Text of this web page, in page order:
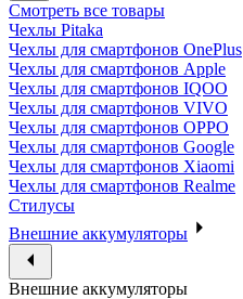
Смотреть все товары
Чехлы Pitaka
Чехлы для смартфонов OnePlus
Чехлы для смартфонов Apple
Чехлы для смартфонов IQOO
Чехлы для смартфонов VIVO
Чехлы для смартфонов OPPO
Чехлы для смартфонов Google
Чехлы для смартфонов Xiaomi
Чехлы для смартфонов Realme
Стилусы
Внешние аккумуляторы
Внешние аккумуляторы